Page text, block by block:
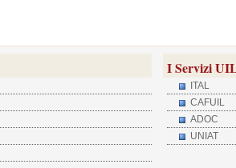
I Servizi
ITAL
CAFUIL
ADOC
UNIAT